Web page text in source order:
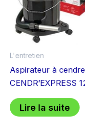
L'entretien
Aspirateur à
CENDR’EXPRESS
Lire la suite